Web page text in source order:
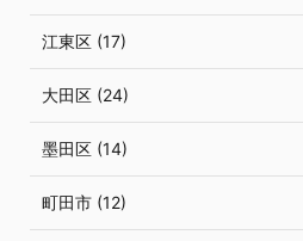
江東区 (17)
大田区 (24)
墨田区 (14)
町田市 (12)